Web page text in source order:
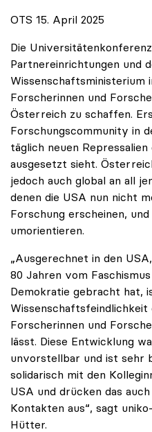
OTS 15. April 2025
Die
Partnereinrichtungen und
Wissenschaftsministerium
Forscherinnen und
Österreich zu schaffen.
Forschungscommunity in
täglich neuen
ausgesetzt sieht.
jedoch auch global an all
denen die USA nun nicht
Forschung erscheinen,
umorientieren.
„Ausgerechnet in den
80 Jahren vom
Demokratie gebracht hat,
Wissenschaftsfeindlichkeit
Forscherinnen und
lässt. Diese Entwicklung
unvorstellbar und ist sehr
solidarisch mit den
USA und drücken das
Kontakten aus“, sagt
Hütter.